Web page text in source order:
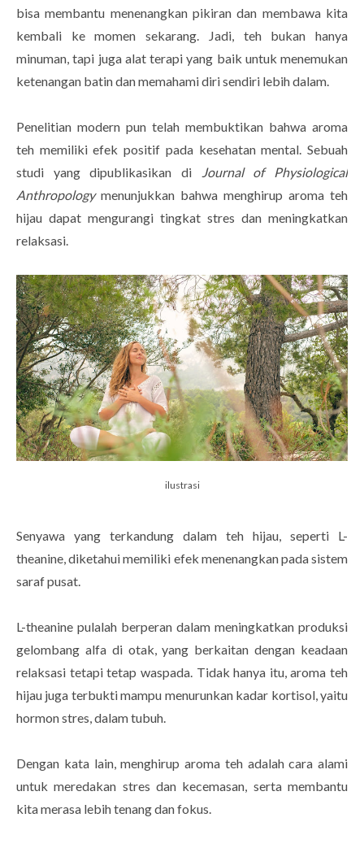
bisa membantu menenangkan pikiran dan membawa kita
kembali ke momen sekarang. Jadi, teh bukan hanya
minuman, tapi juga alat terapi yang baik untuk menemukan
ketenangan batin dan memahami diri sendiri lebih dalam.
Penelitian modern pun telah membuktikan bahwa aroma
teh memiliki efek positif pada kesehatan mental. Sebuah
studi yang dipublikasikan di Journal of Physiological
Anthropologymenunjukkan bahwa menghirup aroma teh
hijau dapat mengurangi tingkat stres dan meningkatkan
relaksasi.
ilustrasi
Senyawa yang terkandung dalam teh hijau, seperti L-
theanine, diketahui memiliki efek menenangkan pada sistem
saraf pusat.
L-theanine pulalah berperan dalam meningkatkan produksi
gelombang alfa di otak, yang berkaitan dengan keadaan
relaksasi tetapi tetap waspada. Tidak hanya itu, aroma teh
hijau juga terbukti mampu menurunkan kadar kortisol, yaitu
hormon stres, dalam tubuh.
Dengan kata lain, menghirup aroma teh adalah cara alami
untuk meredakan stres dan kecemasan, serta membantu
kita merasa lebih tenang dan fokus.